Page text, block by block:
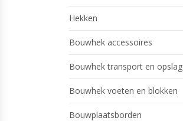
Hekken
Bouwhek accessoires
Bouwhek transport en opslag
Bouwhek voeten en blokken
Bouwplaatsborden